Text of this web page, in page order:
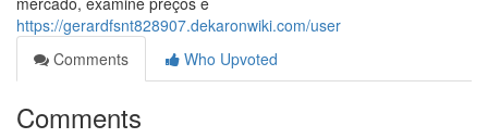
https://gerardfsnt828907.dekaronwiki.com/user
Comments
Who Upvoted
Comments